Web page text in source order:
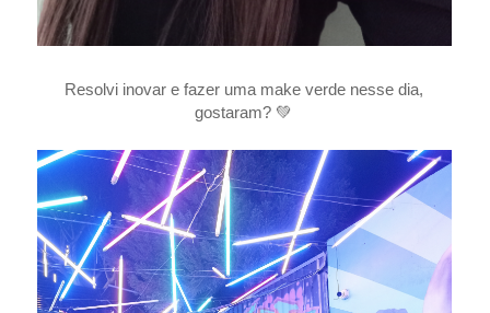
Resolvi inovar e fazer uma make verde nesse dia,
gostaram? 💚